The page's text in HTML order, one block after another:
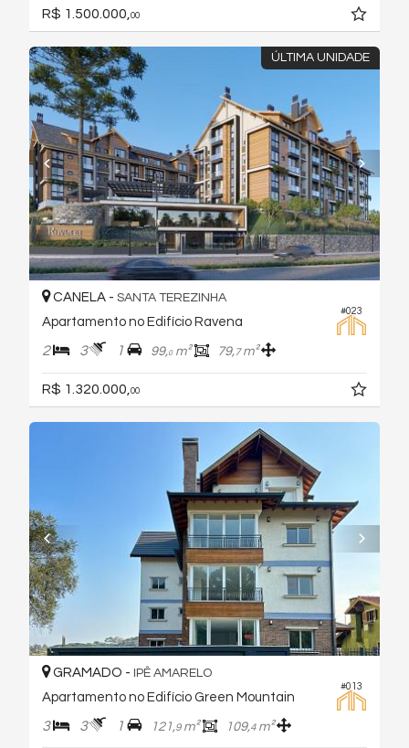
R$ 1.500.000, 00
ÚLTIMA UNIDADE
#023
CANELA - SANTA TEREZINHA
Apartamento no Edifício Ravena
2 3 1 99,0m² 79,7m²
R$ 1.320.000, 00
#013
GRAMADO - IPÊ AMARELO
Apartamento no Edifício Green Mountain
3 3 1 121,9m² 109,4m²